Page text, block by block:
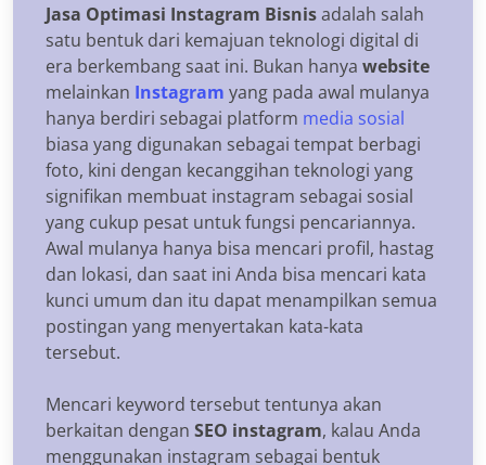
Jasa Optimasi Instagram Bisnisadalah salah
satu bentuk dari kemajuan teknologi digital di
era berkembang saat ini. Bukan hanya website
melainkan Instagram yang pada awal mulanya
hanya berdiri sebagai platform media sosial
biasa yang digunakan sebagai tempat berbagi
foto, kini dengan kecanggihan teknologi yang
signifikan membuat instagram sebagai sosial
yang cukup pesat untuk fungsi pencariannya.
Awal mulanya hanya bisa mencari profil, hastag
dan lokasi, dan saat ini Anda bisa mencari kata
kunci umum dan itu dapat menampilkan semua
postingan yang menyertakan kata-kata
tersebut.
Mencari keyword tersebut tentunya akan
berkaitan dengan SEO instagram, kalau Anda
menggunakan instagram sebagai bentuk